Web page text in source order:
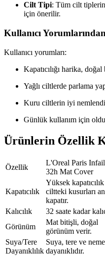
Cilt Tipi: Tüm cilt
için önerilir.
Kullanıcı
Kullanıcı yorumları:
Kapatıcılığı harika,
Yağlı ciltlerde parlama
Kuru ciltlerin iyi
Günlük kullanım için
Ürünlerin Özellik
Özellik
L'Oreal Paris
32h Mat Cover
Kapatıcılık
Yüksek
ciltteki kusurları
kapatır.
Kalıcılık
32 saate kadar
Görünüm
Mat bitişli, doğal
görünüm verir.
Suya/Tere
Dayanıklılık
Suya, tere ve neme
dayanıklıdır.